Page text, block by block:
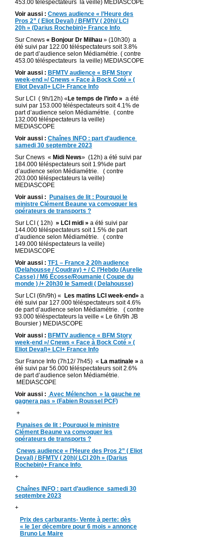
453.00 téléspectateurs la veille) MEDIASCOPE
Voir aussi : Cnews audience « l’Heure des
Pros 2” ( Eliot Deval) / BFMTV ( 20h)/ LCI
20h » (Darius Rochebin)+ France Info
Sur Cnews « Bonjour Dr Milhau » (10h30) a
été suivi par 122.00 téléspectateurs soit 3.8%
de part d’audience selon Médiamétrie. ( contre
453.00 téléspectateurs la veille) MEDIASCOPE
Voir aussi : BFMTV audience « BFM Story
week-end »/ Cnews « Face à Bock Coté » (
Eliot Deval)+ LCI+ France Info
Sur LCI ( 9h/12h) « Le temps de l’info » a été
suivi par 153.000 téléspectateurs soit 4.1% de
part d’audience selon Médiamétrie. ( contre
132.000 téléspectateurs la veille)
MEDIASCOPE
Voir aussi : Chaînes INFO : part d’audience
samedi 30 septembre 2023
Sur Cnews « Midi News» (12h) a été suivi par
184.000 téléspectateurs soit 1.9%de part
d’audience selon Médiamétrie. ( contre
203.000 téléspectateurs la veille)
MEDIASCOPE
Voir aussi :
Punaises de lit : Pourquoi le
ministre Clément Beaune va convoquer les
opérateurs de transports ?
Sur LCI ( 12h) » LCI midi » a été suivi par
144.000 téléspectateurs soit 1.5% de part
d’audience selon Médiamétrie. ( contre
149.000 téléspectateurs la veille)
MEDIASCOPE
Voir aussi : TF1 – France 2 20h audience
(Delahousse / Coudray) + / C l’Hebdo (Aurelie
Casse) / M6 Écosse/Roumanie ( Coupe du
monde ) /+ 20h30 le Samedi ( Delahousse)
Sur LCI (6h/9h) «
Les matins LCI week-end» a
été suivi par 127.000 téléspectateurs soit 4.6%
de part d’audience selon Médiamétrie. ( contre
93.000 téléspectateurs la veille « Le 6h/9h JB
Boursier ) MEDIASCOPE
Voir aussi : BFMTV audience « BFM Story
week-end »/ Cnews « Face à Bock Coté » (
Eliot Deval)+ LCI+ France Info
Sur France Info (7h12/ 7h45) « La matinale » a
été suivi par 56.000 téléspectateurs soit 2.6%
de part d’audience selon Médiamétrie.
MEDIASCOPE
Voir aussi : Avec Mélenchon » la gauche ne
gagnera pas » (Fabien Roussel PCF)
+
Punaises de lit : Pourquoi le ministre
Clément Beaune va convoquer les
opérateurs de transports ?
Cnews audience « l’Heure des Pros 2” ( Eliot
Deval) / BFMTV ( 20h)/ LCI 20h » (Darius
Rochebin)+ France Info
+
Chaînes INFO : part d’audience samedi 30
septembre 2023
+
Prix des carburants- Vente à perte: dès
« le 1er décembre pour 6 mois » annonce
Bruno Le Maire